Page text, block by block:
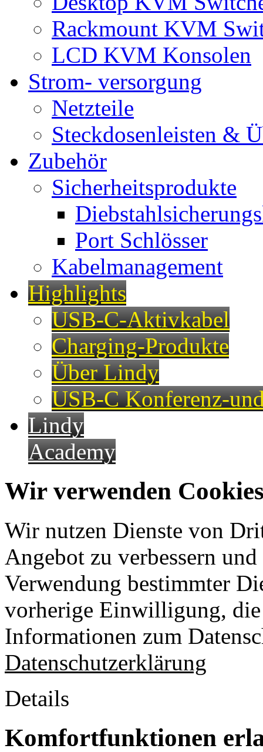
Rackmount KVM
LCD KVM Konsolen
Strom- versorgung
Netzteile
Steckdosenleisten &
Zubehör
Sicherheitsprodukte
Port Schlösser
Kabelmanagement
Highlights
USB-C-Aktivkabel
Charging-Produkte
Über Lindy
USB-C Konferenz-
Lindy
Academy
Wir verwenden
Wir nutzen Dienste von
Angebot zu verbessern
Verwendung bestimmter
vorherige Einwilligung,
Informationen zum
Datenschutzerklärung
Details
Komfortfunktionen